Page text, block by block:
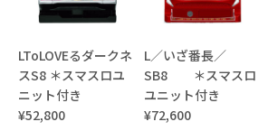
LToLOVEるダークネ
スS8 ＊スマスロユ
ニット付き
¥52,800
L／いざ番長／
SB8 ＊スマスロ
ユニット付き
¥72,600